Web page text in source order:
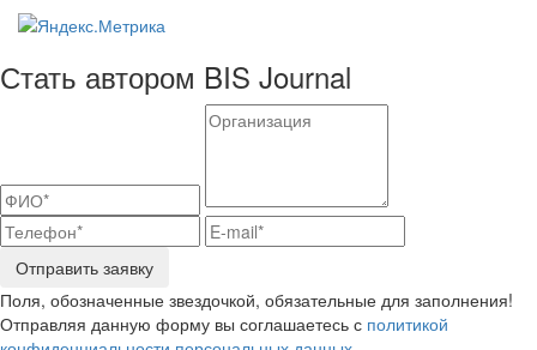
Стать автором BIS Journal
Отправить заявку
Поля, обозначенные звездочкой, обязательные для заполнения!
Отправляя данную форму вы соглашаетесь с политикой